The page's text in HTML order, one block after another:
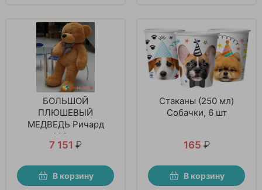
БОЛЬШОЙ
ПЛЮШЕВЫЙ
МЕДВЕДЬ Ричард
160см
7 151 ₽
В корзину
Стаканы (250 мл)
Собачки, 6 шт
165 ₽
В корзину